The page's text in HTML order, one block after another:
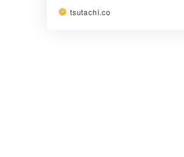
tsutachi.co